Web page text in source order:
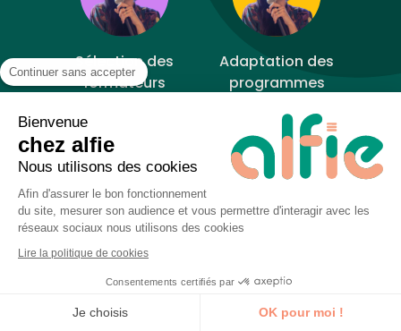
Sélection des
formateurs
Adaptation des
programmes
Apprentissage par
la pratique
Continuer sans accepter
Bienvenue
chez alfie
Nous utilisons des cookies
Afin d'assurer le bon fonctionnement
du site, mesurer son audience et vous permettre d'interagir avec les
réseaux sociaux nous utilisons des cookies
Lire la politique de cookies
Consentements certifiés par
Je choisis OK pour moi !